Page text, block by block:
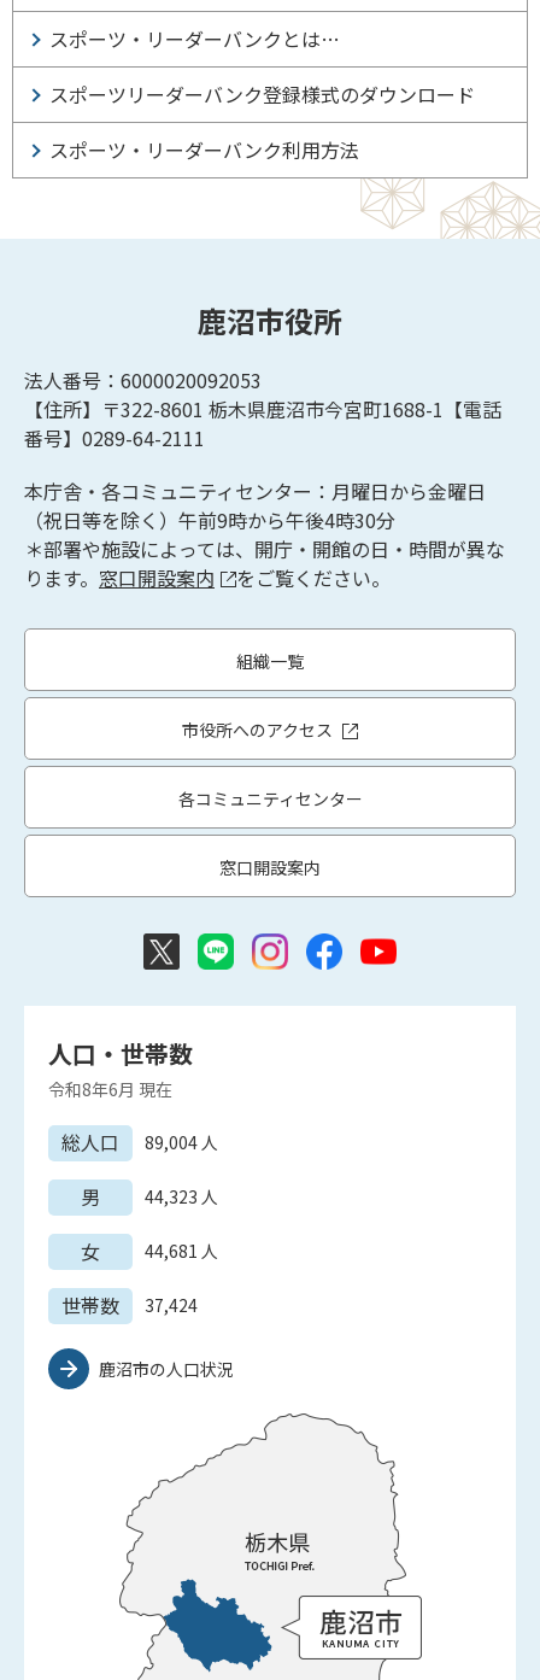
スポーツ・リーダーバンクとは…
スポーツリーダーバンク登録様式のダウンロード
スポーツ・リーダーバンク利用方法
鹿沼市役所
法人番号：6000020092053
【住所】〒322-8601 栃木県鹿沼市今宮町1688-1【電話
番号】0289-64-2111
本庁舎・各コミュニティセンター：月曜日から金曜日
（祝日等を除く）午前9時から午後4時30分
＊部署や施設によっては、開庁・開館の日・時間が異な
ります。 窓口開設案内 をご覧ください。
組織一覧
市役所へのアクセス
各コミュニティセンター
窓口開設案内
人口・世帯数
令和8年6月 現在
総人口 89,004人
男 44,323 人
女 44,681 人
世帯数 37,424
鹿沼市の人口状況